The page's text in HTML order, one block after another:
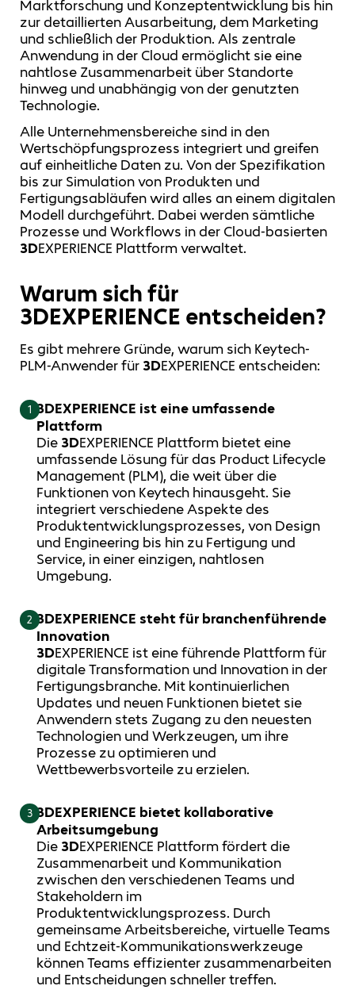
Marktforschung und Konzeptentwicklung bis hin
zur detaillierten Ausarbeitung, dem Marketing
und schließlich der Produktion. Als zentrale
Anwendung in der Cloud ermöglicht sie eine
nahtlose Zusammenarbeit über Standorte
hinweg und unabhängig von der genutzten
Technologie.
Alle Unternehmensbereiche sind in den
Wertschöpfungsprozess integriert und greifen
auf einheitliche Daten zu. Von der Spezifikation
bis zur Simulation von Produkten und
Fertigungsabläufen wird alles an einem digitalen
Modell durchgeführt. Dabei werden sämtliche
Prozesse und Workflows in der Cloud-basierten
3DEXPERIENCE Plattform verwaltet.
Warum sich für
3DEXPERIENCE entscheiden?
Es gibt mehrere Gründe, warum sich Keytech-
PLM-Anwender für 3DEXPERIENCE entscheiden:
1 3DEXPERIENCE ist eine umfassende
Plattform
Die 3DEXPERIENCE Plattform bietet eine
umfassende Lösung für das Product Lifecycle
Management (PLM), die weit über die
Funktionen von Keytech hinausgeht. Sie
integriert verschiedene Aspekte des
Produktentwicklungsprozesses, von Design
und Engineering bis hin zu Fertigung und
Service, in einer einzigen, nahtlosen
Umgebung.
2 3DEXPERIENCE steht für branchenführende
Innovation
3DEXPERIENCE ist eine führende Plattform für
digitale Transformation und Innovation in der
Fertigungsbranche. Mit kontinuierlichen
Updates und neuen Funktionen bietet sie
Anwendern stets Zugang zu den neuesten
Technologien und Werkzeugen, um ihre
Prozesse zu optimieren und
Wettbewerbsvorteile zu erzielen.
3 3DEXPERIENCE bietet kollaborative
Arbeitsumgebung
Die 3DEXPERIENCE Plattform fördert die
Zusammenarbeit und Kommunikation
zwischen den verschiedenen Teams und
Stakeholdern im
Produktentwicklungsprozess. Durch
gemeinsame Arbeitsbereiche, virtuelle Teams
und Echtzeit-Kommunikationswerkzeuge
können Teams effizienter zusammenarbeiten
und Entscheidungen schneller treffen.